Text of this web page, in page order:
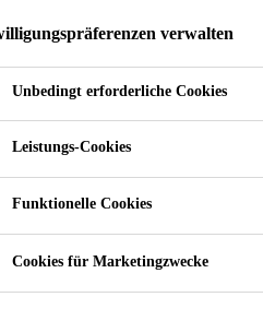
verwalten
Unbedingt erforderliche Cookies
Leistungs-Cookies
Funktionelle Cookies
Cookies für Marketingzwecke